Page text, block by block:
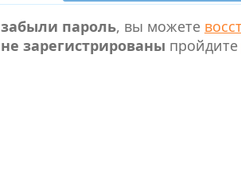
забыли пароль, вы можете
не зарегистрированы пройдите